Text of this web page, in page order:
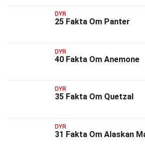
DYR
25 Fakta Om Panter
DYR
40 Fakta Om Anemone
DYR
35 Fakta Om Quetzal
DYR
31 Fakta Om Alaskan